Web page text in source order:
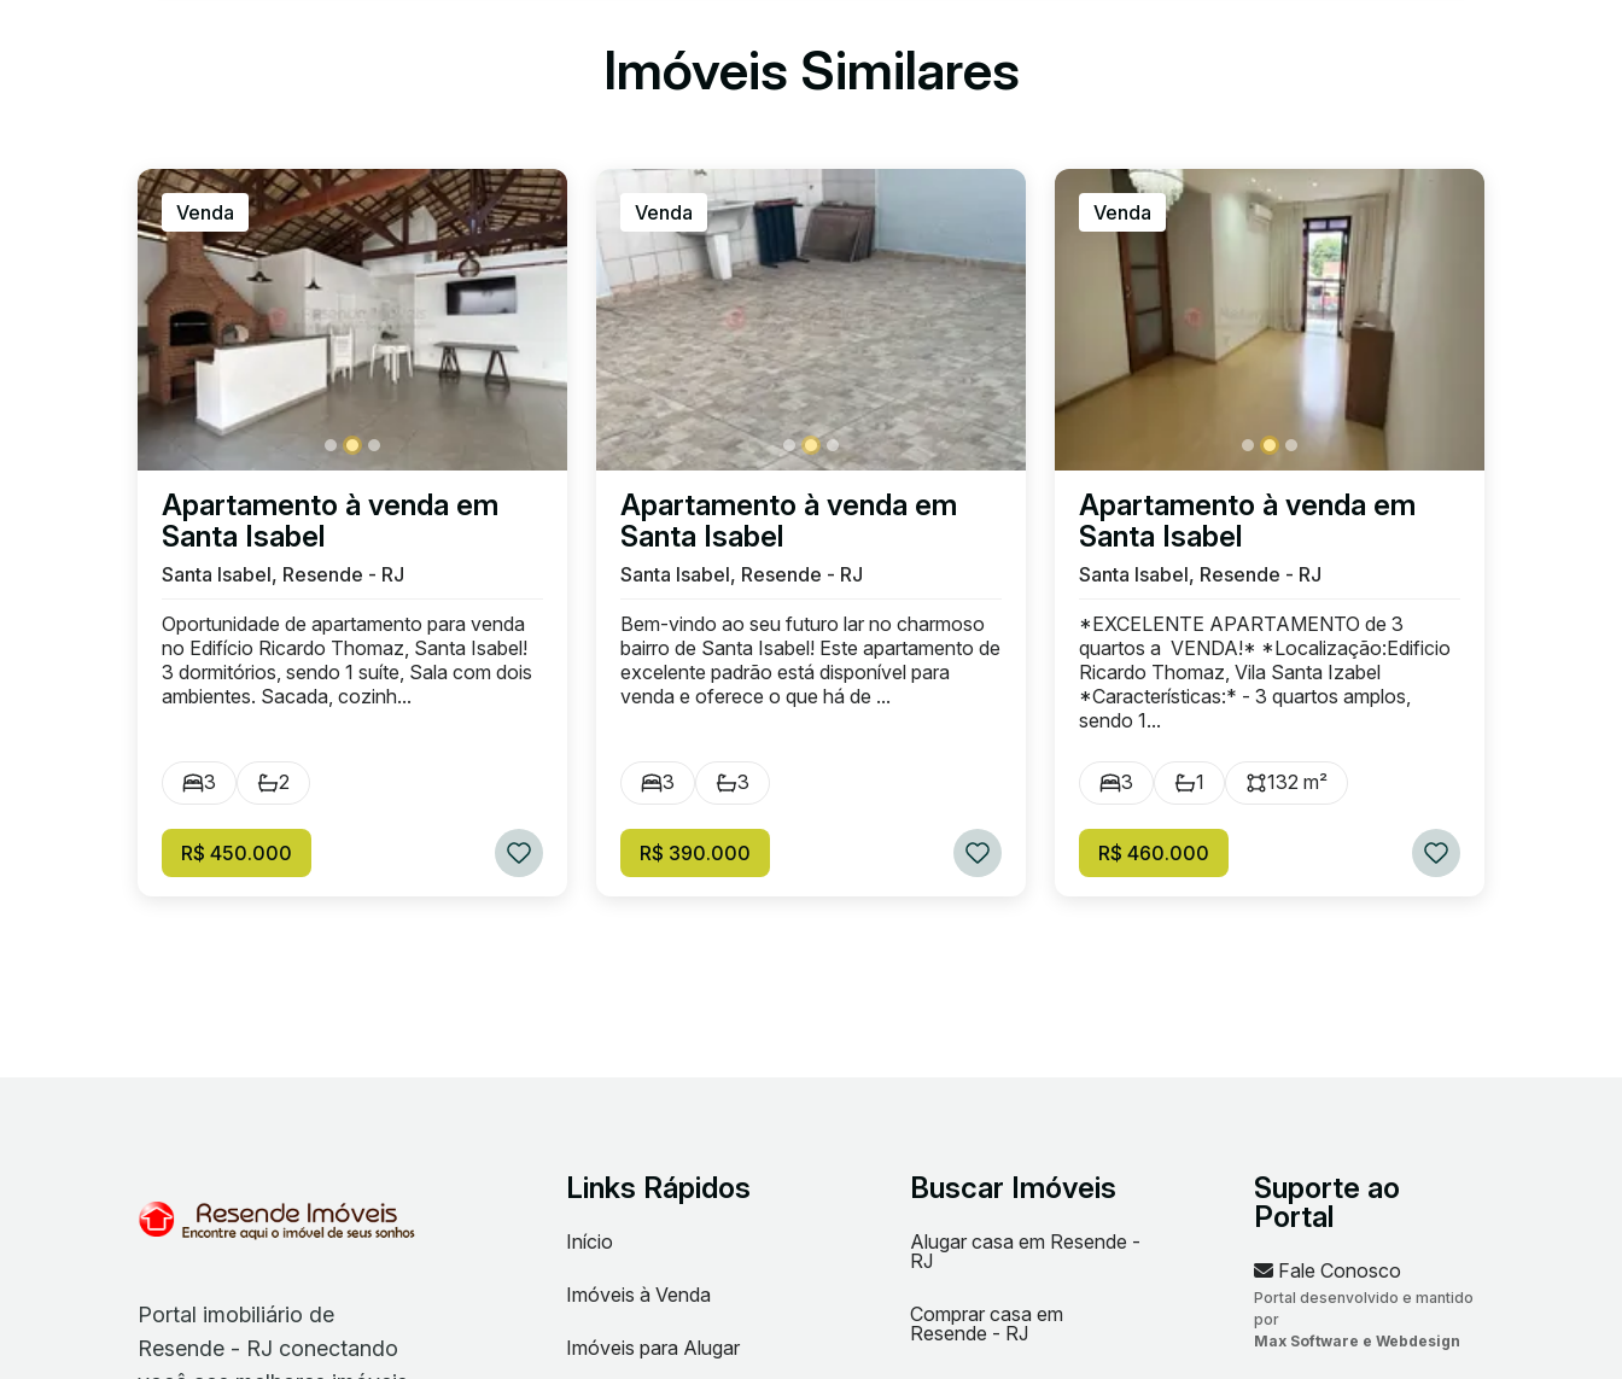
Imóveis Similares
Venda
Apartamento à venda em
Santa Isabel
Santa Isabel, Resende - RJ
Oportunidade de apartamento para venda
no Edifício Ricardo Thomaz, Santa Isabel!
3 dormitórios, sendo 1 suíte, Sala com dois
ambientes. Sacada, cozinh...
3 2
R$ 450.000
Venda
Apartamento à venda em
Santa Isabel
Santa Isabel, Resende - RJ
Bem-vindo ao seu futuro lar no charmoso
bairro de Santa Isabel! Este apartamento de
excelente padrão está disponível para
venda e oferece o que há de ...
3 3
R$ 390.000
Venda
Apartamento à venda em
Santa Isabel
Santa Isabel, Resende - RJ
*EXCELENTE APARTAMENTO de 3
quartos a VENDA!* *Localização:Edificio
Ricardo Thomaz, Vila Santa Izabel
*Características:* - 3 quartos amplos,
sendo 1...
3 1 132 m²
R$ 460.000
Portal imobiliário de
Resende - RJ conectando
Links Rápidos
Início
Imóveis à Venda
Imóveis para Alugar
Buscar Imóveis
Alugar casa em Resende -
RJ
Comprar casa em
Resende - RJ
Suporte ao
Portal
Fale Conosco
Portal desenvolvido e mantido
por
Max Software e Webdesign